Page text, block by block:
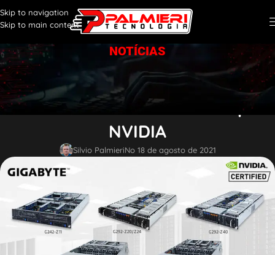
Skip to navigation
Skip to main content
NOTÍCIAS
TECNOLOGIA
A GIGABYTE oferece mais
servidores GPU certificados pela
NVIDIA
Silvio PalmieriNo 18 de agosto de 2021